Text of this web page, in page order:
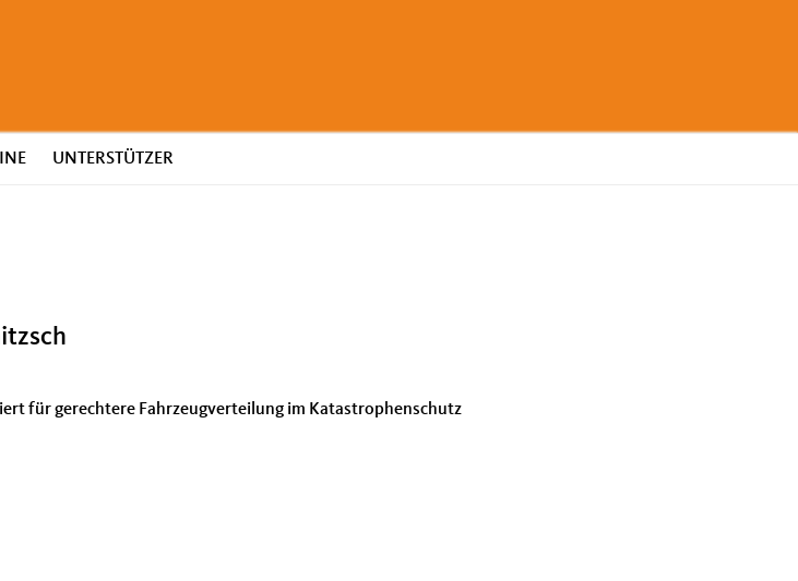
UNTERSTÜTZER
für gerechtere Fahrzeugverteilung im Katastrophenschutz